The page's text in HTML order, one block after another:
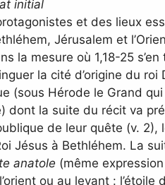
initial
et des lieux
Jérusalem et
la mesure où 1,18-25
la cité d’origine du roi
(sous Hérode le Grand
dont la suite du récit va
de leur quête (v.
Jésus à Bethléhem. La
anatole (même
ou au levant :